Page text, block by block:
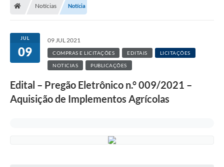
Notícias Notícia
JUL
09
09 JUL 2021
COMPRAS E LICITAÇÕES EDITAIS LICITAÇÕES
NOTICIAS PUBLICAÇÕES
Edital – Pregão Eletrônico n.° 009/2021 –
Aquisição de Implementos Agrícolas